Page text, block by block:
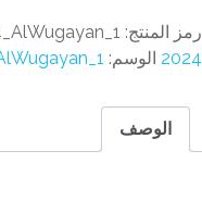
الوسم:
الوصف